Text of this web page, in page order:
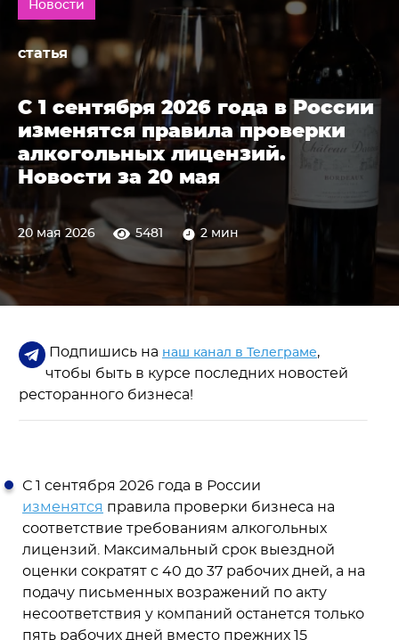
Новости
статья
С 1 сентября 2026 года в России
изменятся правила проверки
алкогольных лицензий.
Новости за 20 мая
20 мая 2026 5481 2 мин
Подпишись на наш канал в Телеграме,
чтобы быть в курсе последних новостей
ресторанного бизнеса!
С 1 сентября 2026 года в России
изменятся правила проверки бизнеса на
соответствие требованиям алкогольных
лицензий. Максимальный срок выездной
оценки сократят с 40 до 37 рабочих дней, а на
подачу письменных возражений по акту
несоответствия у компаний останется только
пять рабочих дней вместо прежних 15